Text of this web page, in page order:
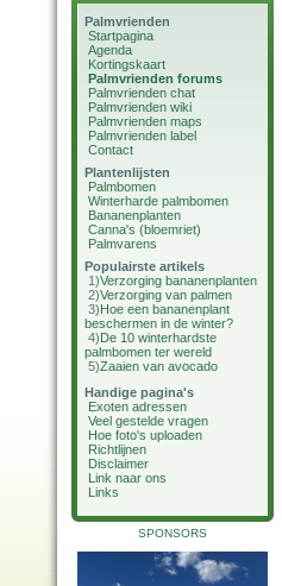
Palmvrienden
Startpagina
Agenda
Kortingskaart
Palmvrienden forums
Palmvrienden chat
Palmvrienden wiki
Palmvrienden maps
Palmvrienden label
Contact
Plantenlijsten
Palmbomen
Winterharde palmbomen
Bananenplanten
Canna's (bloemriet)
Palmvarens
Populairste artikels
1)Verzorging bananenplanten
2)Verzorging van palmen
3)Hoe een bananenplant
beschermen in de winter?
4)De 10 winterhardste
palmbomen ter wereld
5)Zaaien van avocado
Handige pagina's
Exoten adressen
Veel gestelde vragen
Hoe foto's uploaden
Richtlijnen
Disclaimer
Link naar ons
Links
SPONSORS